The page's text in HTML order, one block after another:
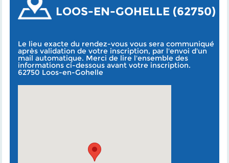
LOOS-EN-GOHELLE (62750)
Le lieu exacte du rendez-vous vous sera communiqué
après validation de votre inscription, par l'envoi d'un
mail automatique. Merci de lire l'ensemble des
informations ci-dessous avant votre inscription.
62750 Loos-en-Gohelle